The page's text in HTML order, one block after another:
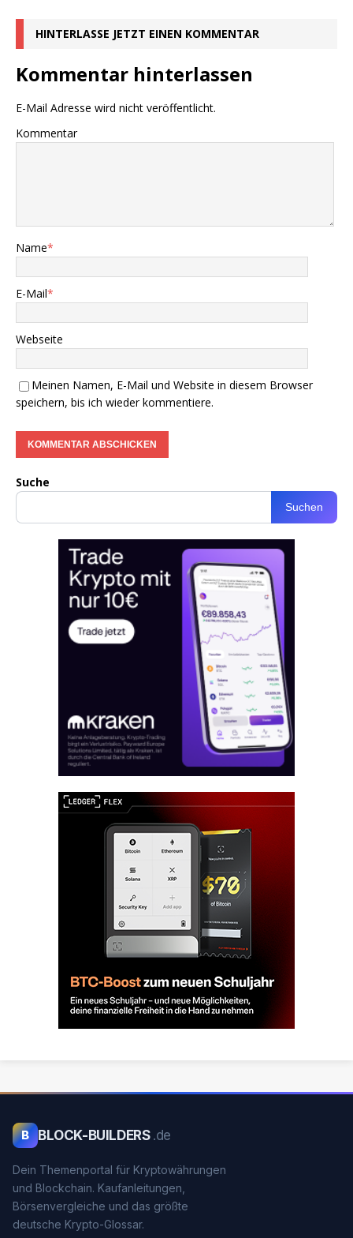
HINTERLASSE JETZT EINEN KOMMENTAR
Kommentar hinterlassen
E-Mail Adresse wird nicht veröffentlicht.
Kommentar
Name*
E-Mail*
Webseite
Meinen Namen, E-Mail und Website in diesem Browser
speichern, bis ich wieder kommentiere.
Suche
Suchen
B BLOCK-BUILDERS .de
Dein Themenportal für Kryptowährungen
und Blockchain. Kaufanleitungen,
Börsenvergleiche und das größte
deutsche Krypto-Glossar.